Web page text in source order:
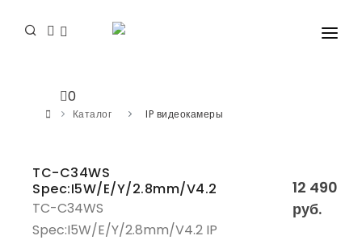
0
СЕМИНАРЫ
СЕРВИС
КОНТАКТЫ И ГДЕ КУПИТЬ?
Каталог IP видеокамеры
TC-C34WS
Spec:I5W/E/Y/2.8mm/V4.2
12 490
руб.
TC-C34WS
Spec:I5W/E/Y/2.8mm/V4.2 IP